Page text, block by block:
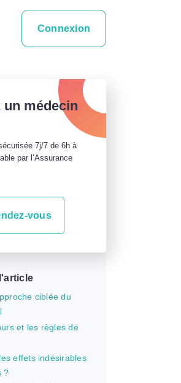
Connexion
un médecin
7j/7 de 6h à
par l’Assurance
vous
ciblée du
et les règles de
effets indésirables
?